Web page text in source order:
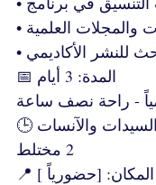
والمجلات العلمية
للنشر الأكاديمي
📅 المدة: 3 أيام
- راحة نصف ساعة
🕒 الوقت: [2 مواعيد يومية مسائية] 1-السيدات والآنسات
2 مختلط
📍 المكان: [حضورياً ]